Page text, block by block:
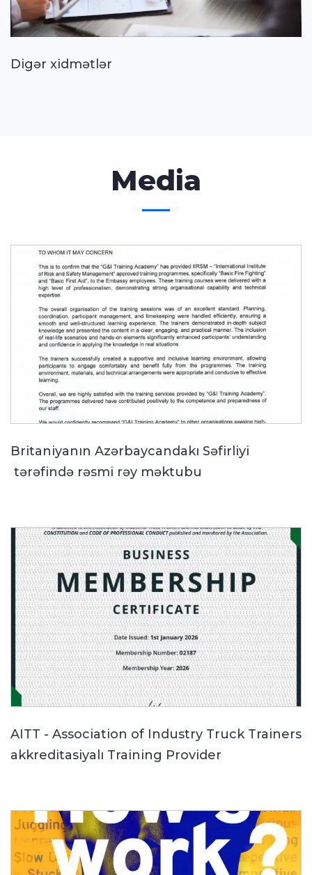
Digər xidmətlər
Media
Britaniyanın Azərbaycandakı Səfirliyi
tərəfində rəsmi rəy məktubu
AITT - Association of Industry Truck Trainers
akkreditasiyalı Training Provider